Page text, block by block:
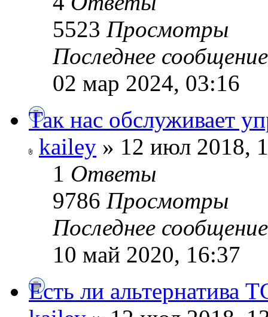
5523 Просмотры
Последнее
02 мар 2024, 03:16
Так нас обслуживает
kailey » 12 июл 2018,
1 Ответы
9786 Просмотры
Последнее
10 май 2020, 16:37
Есть ли альтернатива